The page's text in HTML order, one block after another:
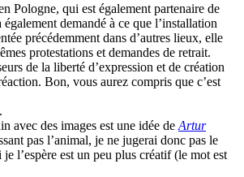
Pologne, qui est également partenaire de
demandé à ce que l’installation
précédemment dans d’autres lieux, elle
protestations et demandes de retrait.
de la liberté d’expression et de création
Bon, vous aurez compris que c’est
avec des images est une idée de Artur
pas l’animal, je ne jugerai donc pas le
l’espère est un peu plus créatif (le mot est